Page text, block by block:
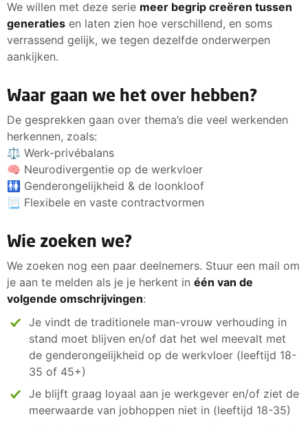
We willen met deze serie meer begrip creëren tussen
generaties en laten zien hoe verschillend, en soms
verrassend gelijk, we tegen dezelfde onderwerpen
aankijken.
Waar gaan we het over hebben?
De gesprekken gaan over thema’s die veel werkenden
herkennen, zoals:
⚖️ Werk-privébalans
🧠 Neurodivergentie op de werkvloer
🚻 Genderongelijkheid & de loonkloof
📃 Flexibele en vaste contractvormen
Wie zoeken we?
We zoeken nog een paar deelnemers. Stuur een mail om
je aan te melden als je je herkent in één van de
volgende omschrijvingen:
Je vindt de traditionele man-vrouw verhouding in
stand moet blijven en/of dat het wel meevalt met
de genderongelijkheid op de werkvloer (leeftijd 18-
35 of 45+)
Je blijft graag loyaal aan je werkgever en/of ziet de
meerwaarde van jobhoppen niet in (leeftijd 18-35)